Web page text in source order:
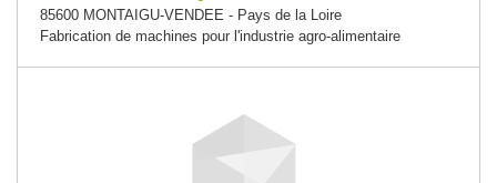
85600 MONTAIGU-VENDEE - Pays de la Loire
Fabrication de machines pour l'industrie agro-alimentaire